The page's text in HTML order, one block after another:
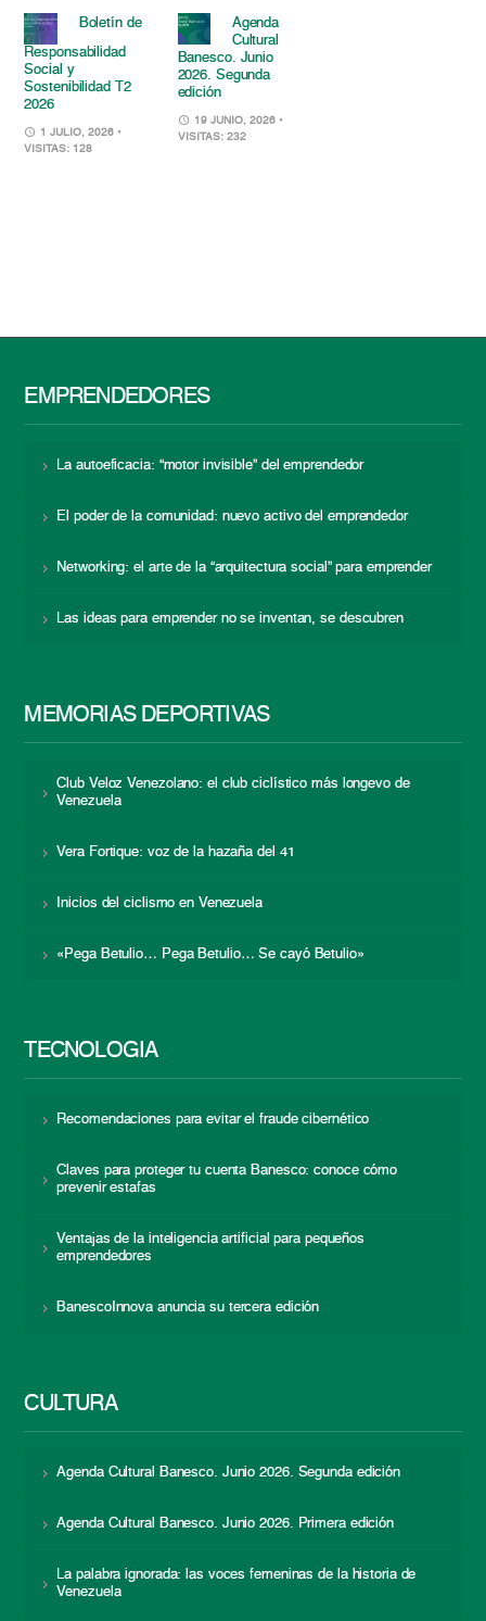
Boletín de
Responsabilidad
Social y
Sostenibilidad T2
2026
1 JULIO, 2026 •
VISITAS: 128
Agenda
Cultural
Banesco. Junio
2026. Segunda
edición
19 JUNIO, 2026 •
VISITAS: 232
EMPRENDEDORES
La autoeficacia: “motor invisible” del emprendedor
El poder de la comunidad: nuevo activo del emprendedor
Networking: el arte de la “arquitectura social” para emprender
Las ideas para emprender no se inventan, se descubren
MEMORIAS DEPORTIVAS
Club Veloz Venezolano: el club ciclístico más longevo de
Venezuela
Vera Fortique: voz de la hazaña del 41
Inicios del ciclismo en Venezuela
«Pega Betulio… Pega Betulio… Se cayó Betulio»
TECNOLOGÍA
Recomendaciones para evitar el fraude cibernético
Claves para proteger tu cuenta Banesco: conoce cómo
prevenir estafas
Ventajas de la inteligencia artificial para pequeños
emprendedores
BanescoInnova anuncia su tercera edición
CULTURA
Agenda Cultural Banesco. Junio 2026. Segunda edición
Agenda Cultural Banesco. Junio 2026. Primera edición
La palabra ignorada: las voces femeninas de la historia de
Venezuela